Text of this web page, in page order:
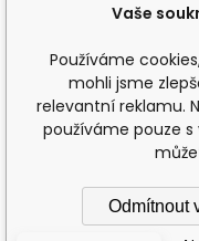
Vaše
Používáme
mohli jsme
relevantní reklamu.
používáme pouze
Odmítnout